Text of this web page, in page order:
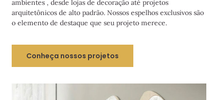
ambientes , desde lojas de decoração até projetos
arquitetônicos de alto padrão. Nossos espelhos exclusivos são
o elemento de destaque que seu projeto merece.
Conheça nossos projetos